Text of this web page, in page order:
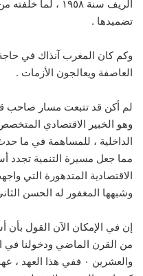
الريف سنة ١٩٥٨
تضميدها .
وكم كان المغرب آنذاك في
العاصفة ويعالجون الأزمات .
لم أكن قد تتبعت مسار صاحب
وهو الخبير الاقتصادي
الداخلية ، للمساهمة في ما
مما جعل مسيرة التنمية تجدد
الاقتصادية المتدهورة التي
وشبهها المغفور له الحسن
إن في الإمكان الآن القول بأن
من القرن الماضي ودخولنا في
والعشرين ٠ ففي هذا